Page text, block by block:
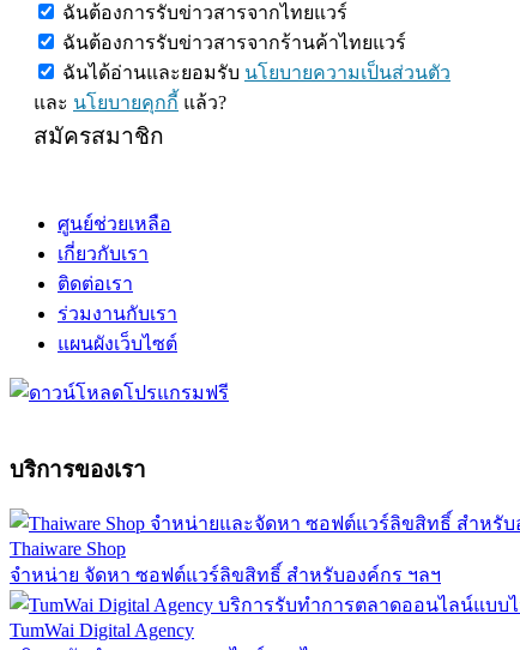
ฉันต้องการรับข่าวสารจากไทยแวร์
ฉันต้องการรับข่าวสารจากร้านค้าไทยแวร์
ฉันได้อ่านและยอมรับ นโยบายความเป็นส่วนตัว
และ นโยบายคุกกี้ แล้ว?
สมัครสมาชิก
ศูนย์ช่วยเหลือ
เกี่ยวกับเรา
ติดต่อเรา
ร่วมงานกับเรา
แผนผังเว็บไซต์
บริการของเรา
Thaiware Shop
จำหน่าย จัดหา ซอฟต์แวร์ลิขสิทธิ์ สำหรับองค์กร ฯลฯ
TumWai Digital Agency